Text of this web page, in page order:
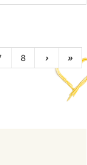
8 › »